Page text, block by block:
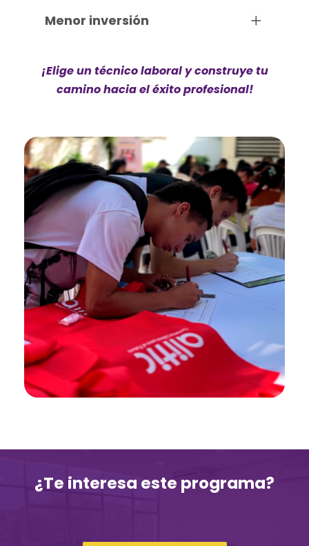
Menor inversión
¡Elige un técnico laboral y construye tu
camino hacia el éxito profesional!
¿Te interesa este programa?